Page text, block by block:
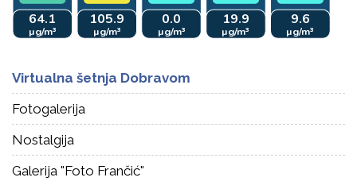
Virtualna šetnja Dobravom
Fotogalerija
Nostalgija
Galerija "Foto Frančić"